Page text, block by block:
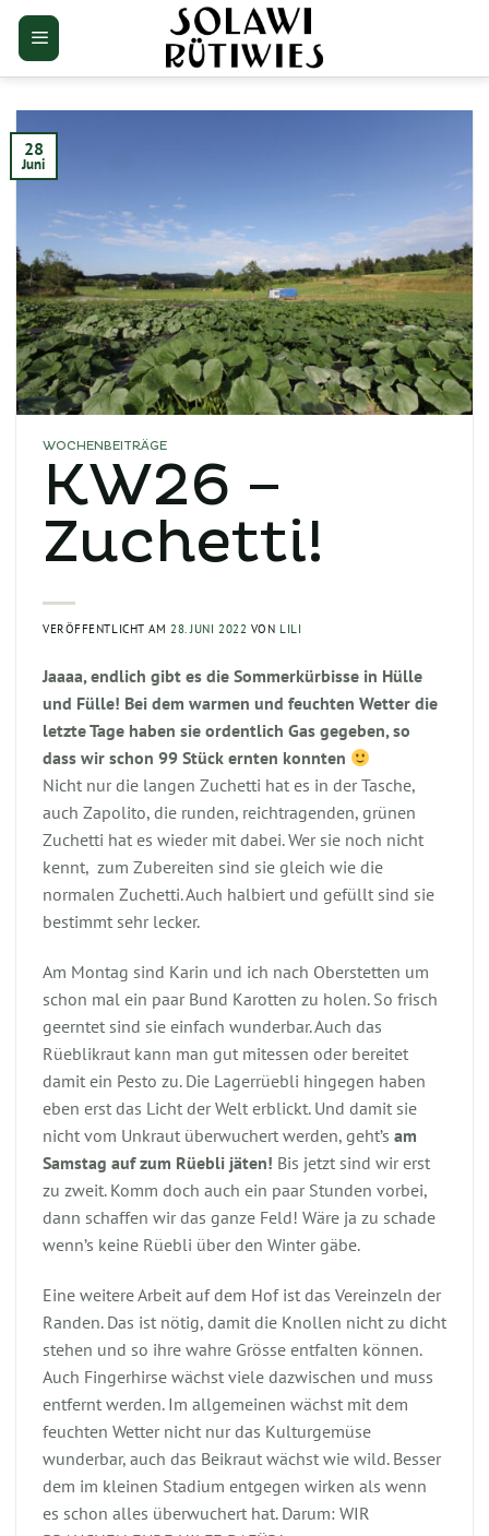
Zum
Inhalt
springen
28
Juni
WOCHENBEITRÄGE
KW26 –
Zuchetti!
VERÖFFENTLICHT AM28. JUNI 2022 VON LILI
Jaaaa, endlich gibt es die Sommerkürbisse in Hülle
und Fülle! Bei dem warmen und feuchten Wetter die
letzte Tage haben sie ordentlich Gas gegeben, so
dass wir schon 99 Stück ernten konnten
Nicht nur die langen Zuchetti hat es in der Tasche,
auch Zapolito, die runden, reichtragenden, grünen
Zuchetti hat es wieder mit dabei. Wer sie noch nicht
kennt, zum Zubereiten sind sie gleich wie die
normalen Zuchetti. Auch halbiert und gefüllt sind sie
bestimmt sehr lecker.
Am Montag sind Karin und ich nach Oberstetten um
schon mal ein paar Bund Karotten zu holen. So frisch
geerntet sind sie einfach wunderbar. Auch das
Rüeblikraut kann man gut mitessen oder bereitet
damit ein Pesto zu. Die Lagerrüebli hingegen haben
eben erst das Licht der Welt erblickt. Und damit sie
nicht vom Unkraut überwuchert werden, geht’s am
Samstag auf zum Rüebli jäten! Bis jetzt sind wir erst
zu zweit. Komm doch auch ein paar Stunden vorbei,
dann schaffen wir das ganze Feld! Wäre ja zu schade
wenn’s keine Rüebli über den Winter gäbe.
Eine weitere Arbeit auf dem Hof ist das Vereinzeln der
Randen. Das ist nötig, damit die Knollen nicht zu dicht
stehen und so ihre wahre Grösse entfalten können.
Auch Fingerhirse wächst viele dazwischen und muss
entfernt werden. Im allgemeinen wächst mit dem
feuchten Wetter nicht nur das Kulturgemüse
wunderbar, auch das Beikraut wächst wie wild. Besser
dem im kleinen Stadium entgegen wirken als wenn
es schon alles überwuchert hat. Darum: WIR